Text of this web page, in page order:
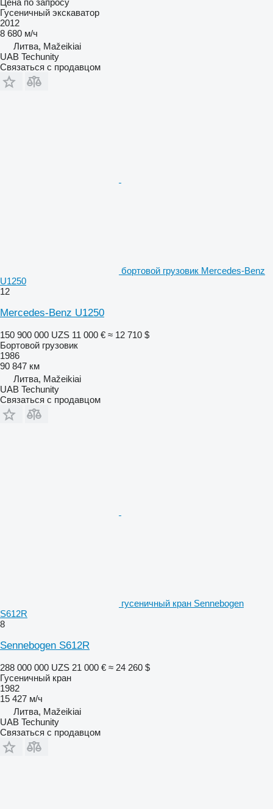
Цена по запросу
Гусеничный экскаватор
2012
8 680 м/ч
Литва, Mažeikiai
UAB Techunity
Связаться с продавцом
бортовой грузовик Mercedes-Benz
U1250
12
Mercedes-Benz U1250
150 900 000 UZS 11 000 € ≈ 12 710 $
Бортовой грузовик
1986
90 847 км
Литва, Mažeikiai
UAB Techunity
Связаться с продавцом
гусеничный кран Sennebogen
S612R
8
Sennebogen S612R
288 000 000 UZS 21 000 € ≈ 24 260 $
Гусеничный кран
1982
15 427 м/ч
Литва, Mažeikiai
UAB Techunity
Связаться с продавцом